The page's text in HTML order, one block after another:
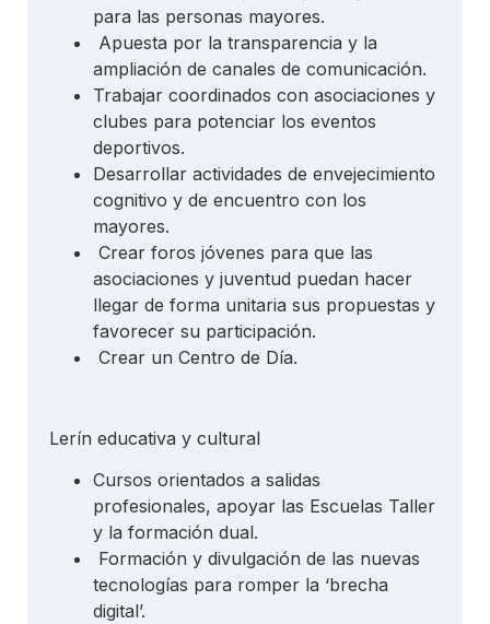
para las personas mayores.
Apuesta por la transparencia y la
ampliación de canales de comunicación.
Trabajar coordinados con asociaciones y
clubes para potenciar los eventos
deportivos.
Desarrollar actividades de envejecimiento
cognitivo y de encuentro con los
mayores.
Crear foros jóvenes para que las
asociaciones y juventud puedan hacer
llegar de forma unitaria sus propuestas y
favorecer su participación.
Crear un Centro de Día.
Lerín educativa y cultural
Cursos orientados a salidas
profesionales, apoyar las Escuelas Taller
y la formación dual.
Formación y divulgación de las nuevas
tecnologías para romper la ‘brecha
digital’.